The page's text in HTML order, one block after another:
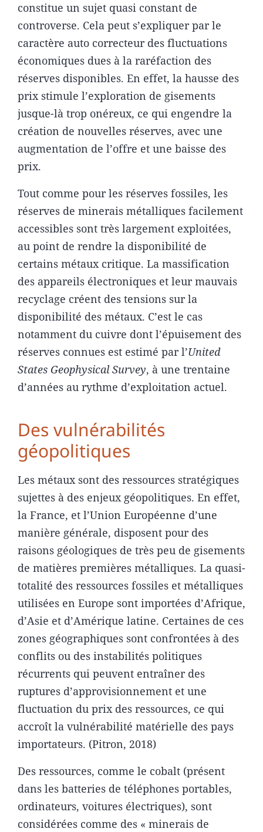
constitue un sujet quasi constant de
controverse. Cela peut s’expliquer par le
caractère auto correcteur des fluctuations
économiques dues à la raréfaction des
réserves disponibles. En effet, la hausse des
prix stimule l’exploration de gisements
jusque-là trop onéreux, ce qui engendre la
création de nouvelles réserves, avec une
augmentation de l’offre et une baisse des
prix.
Tout comme pour les réserves fossiles, les
réserves de minerais métalliques facilement
accessibles sont très largement exploitées,
au point de rendre la disponibilité de
certains métaux critique. La massification
des appareils électroniques et leur mauvais
recyclage créent des tensions sur la
disponibilité des métaux. C’est le cas
notamment du cuivre dont l’épuisement des
réserves connues est estimé par l’United
States Geophysical Survey, à une trentaine
d’années au rythme d’exploitation actuel.
Des vulnérabilités
géopolitiques
Les métaux sont des ressources stratégiques
sujettes à des enjeux géopolitiques. En effet,
la France, et l’Union Européenne d’une
manière générale, disposent pour des
raisons géologiques de très peu de gisements
de matières premières métalliques. La quasi-
totalité des ressources fossiles et métalliques
utilisées en Europe sont importées d’Afrique,
d’Asie et d’Amérique latine. Certaines de ces
zones géographiques sont confrontées à des
conflits ou des instabilités politiques
récurrents qui peuvent entraîner des
ruptures d’approvisionnement et une
fluctuation du prix des ressources, ce qui
accroît la vulnérabilité matérielle des pays
importateurs. (Pitron, 2018)
Des ressources, comme le cobalt (présent
dans les batteries de téléphones portables,
ordinateurs, voitures électriques), sont
considérées comme des « minerais de